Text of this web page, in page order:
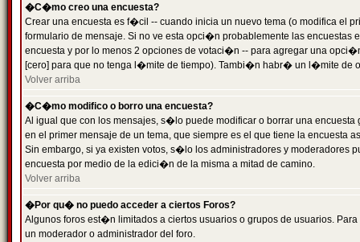
�C�mo creo una encuesta?
Crear una encuesta es f�cil -- cuando inicia un nuevo tema (o modifica el
formulario de mensaje. Si no ve esta opci�n probablemente las
encuesta y por lo menos 2 opciones de votaci�n -- para agregar una
[cero] para que no tenga l�mite de tiempo). Tambi�n habr� un l�mite de
Volver arriba
�C�mo modifico o borro una encuesta?
Al igual que con los mensajes, s�lo puede modificar o borrar una
en el primer mensaje de un tema, que siempre es el que tiene la encuesta
Sin embargo, si ya existen votos, s�lo los administradores y moderadores
encuesta por medio de la edici�n de la misma a mitad de camino.
Volver arriba
�Por qu� no puedo acceder a ciertos Foros?
Algunos foros est�n limitados a ciertos usuarios o grupos de usuarios.
un moderador o administrador del foro.